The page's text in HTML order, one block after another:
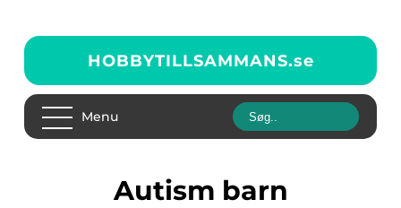
HOBBYTILLSAMMANS.se
Menu
autism barn